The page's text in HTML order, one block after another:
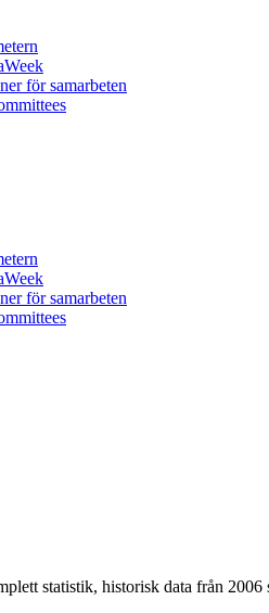
för samarbeten
för samarbeten
statistik, historisk data från 2006